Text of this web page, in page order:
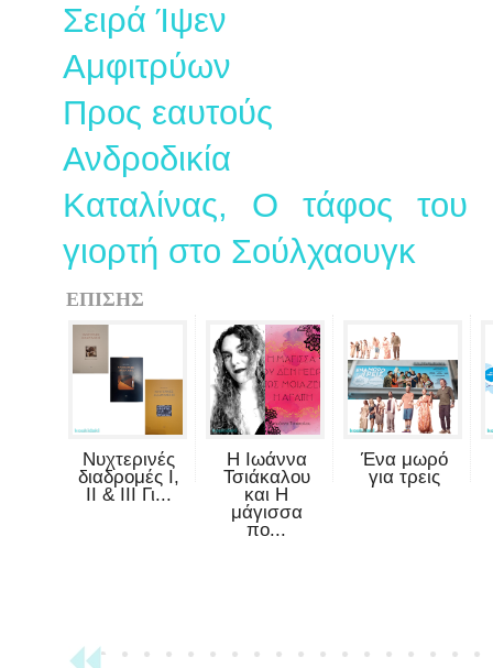
Σειρά Ίψεν
Αμφιτρύων
Προς εαυτούς
Ανδροδικία
Καταλίνας, Ο τάφος του
γιορτή στο Σούλχαουγκ
ΕΠΙΣΗΣ
Νυχτερινές
διαδρομές Ι,
ΙΙ & ΙΙΙ Γι...
Η Ιωάννα
Τσιάκαλου
και Η
μάγισσα
πο...
Ένα μωρό
για τρεις